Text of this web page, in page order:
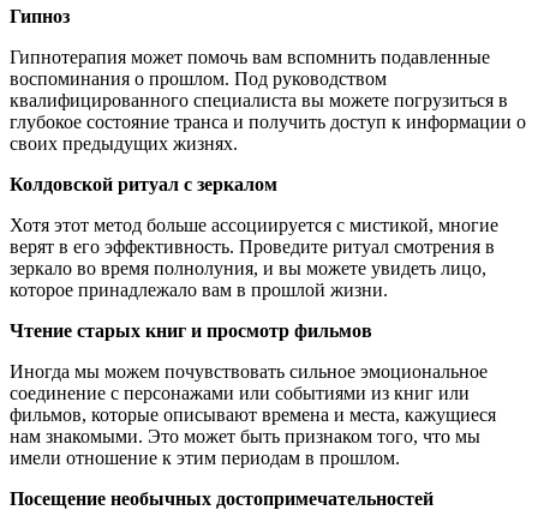
Гипноз
Гипнотерапия может помочь вам вспомнить подавленные
воспоминания о прошлом. Под руководством
квалифицированного специалиста вы можете погрузиться в
глубокое состояние транса и получить доступ к информации о
своих предыдущих жизнях.
Колдовской ритуал с зеркалом
Хотя этот метод больше ассоциируется с мистикой, многие
верят в его эффективность. Проведите ритуал смотрения в
зеркало во время полнолуния, и вы можете увидеть лицо,
которое принадлежало вам в прошлой жизни.
Чтение старых книг и просмотр фильмов
Иногда мы можем почувствовать сильное эмоциональное
соединение с персонажами или событиями из книг или
фильмов, которые описывают времена и места, кажущиеся
нам знакомыми. Это может быть признаком того, что мы
имели отношение к этим периодам в прошлом.
Посещение необычных достопримечательностей